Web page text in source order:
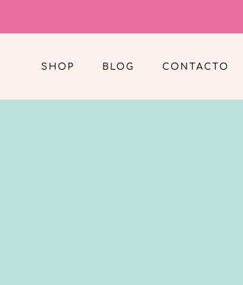
SHOP BLOG CONTACTO